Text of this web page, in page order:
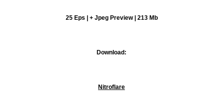
25 Eps | + Jpeg Preview | 213 Mb
Download:
Nitroflare